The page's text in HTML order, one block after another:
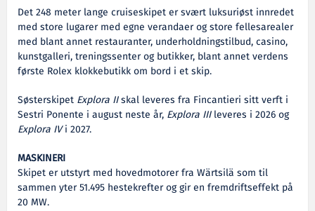
Det 248 meter lange cruiseskipet er svært luksuriøst innredet
med store lugarer med egne verandaer og store fellesarealer
med blant annet restauranter, underholdningstilbud, casino,
kunstgalleri, treningssenter og butikker, blant annet verdens
første Rolex klokkebutikk om bord i et skip.
Søsterskipet Explora IIskal leveres fra Fincantieri sitt verft i
Sestri Ponente i august neste år, Explora IIIleveres i 2026 og
Explora IVi 2027.
MASKINERI
Skipet er utstyrt med hovedmotorer fra Wärtsilä som til
sammen yter 51.495 hestekrefter og gir en fremdriftseffekt på
20 MW.